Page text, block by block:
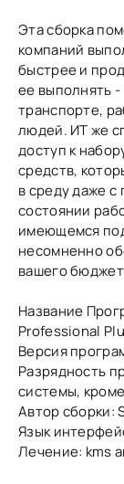
Эта сборка
компаний
быстрее и
ее выполнять
транспорте,
людей. ИТ же
доступ к
средств,
в среду даже
состоянии
имеющемся
несомненно
вашего
Название
Professional
Версия
Разрядность
системы,
Автор сборки:
Язык
Лечение: kms